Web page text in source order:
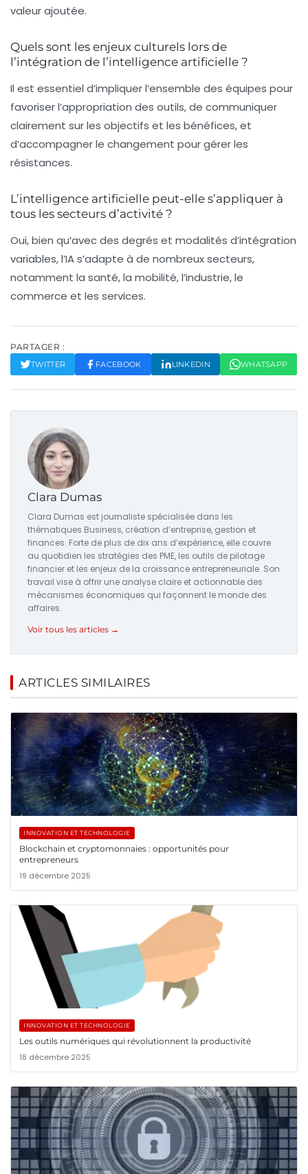
valeur ajoutée.
Quels sont les enjeux culturels lors de
l’intégration de l’intelligence artificielle ?
Il est essentiel d’impliquer l’ensemble des équipes pour
favoriser l’appropriation des outils, de communiquer
clairement sur les objectifs et les bénéfices, et
d’accompagner le changement pour gérer les
résistances.
L’intelligence artificielle peut-elle s’appliquer à
tous les secteurs d’activité ?
Oui, bien qu’avec des degrés et modalités d’intégration
variables, l’IA s’adapte à de nombreux secteurs,
notamment la santé, la mobilité, l’industrie, le
commerce et les services.
PARTAGER :
TWITTER FACEBOOK LINKEDIN WHATSAPP
Clara Dumas
Clara Dumas est journaliste spécialisée dans les
thématiques Business, création d’entreprise, gestion et
finances. Forte de plus de dix ans d’expérience, elle couvre
au quotidien les stratégies des PME, les outils de pilotage
financier et les enjeux de la croissance entrepreneuriale. Son
travail vise à offrir une analyse claire et actionnable des
mécanismes économiques qui façonnent le monde des
affaires.
Voir tous les articles →
ARTICLES SIMILAIRES
INNOVATION ET TECHNOLOGIE
Blockchain et cryptomonnaies : opportunités pour
entrepreneurs
19 décembre 2025
INNOVATION ET TECHNOLOGIE
Les outils numériques qui révolutionnent la productivité
18 décembre 2025